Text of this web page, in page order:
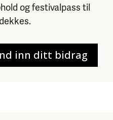
og festivalpass til
inn ditt bidrag